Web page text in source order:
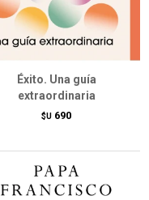
Éxito. Una guía
extraordinaria
$U 690